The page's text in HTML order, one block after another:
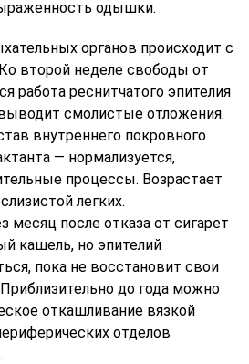
одышки.
органов происходит с
второй неделе свободы от
работа реснитчатого эпителия
смолистые отложения.
внутреннего покровного
— нормализуется,
процессы. Возрастает
легких.
месяц после отказа от сигарет
кашель, но эпителий
пока не восстановит свои
до года можно
откашливание вязкой
отделов